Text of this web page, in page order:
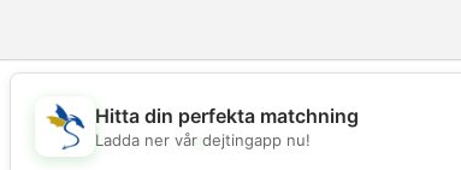
💖
Hitta din perfekta matchning
Ladda ner vår dejtingapp nu!